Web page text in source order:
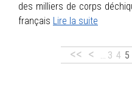
des milliers de corps
français Lire la suite
<< < … 3 4 5